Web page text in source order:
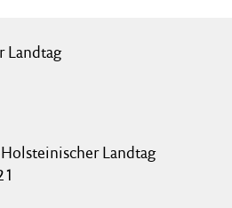
Landtag
Landtag